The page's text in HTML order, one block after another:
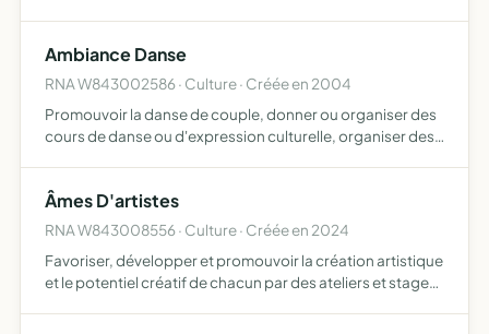
Ambiance Danse
RNA W843002586 · Culture · Créée en 2004
Promouvoir la danse de couple, donner ou organiser des
cours de danse ou d'expression culturelle, organiser des
de la…
Âmes D'artistes
RNA W843008556 · Culture · Créée en 2024
Favoriser, développer et promouvoir la création artistique
et le potentiel créatif de chacun par des ateliers et stages